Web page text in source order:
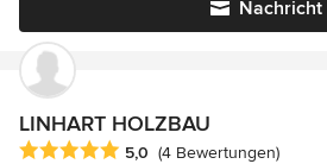
Nachricht
LINHART HOLZBAU
Durchschnittliche Bewertung: 5 von 5
5,0 (4 Bewertungen)